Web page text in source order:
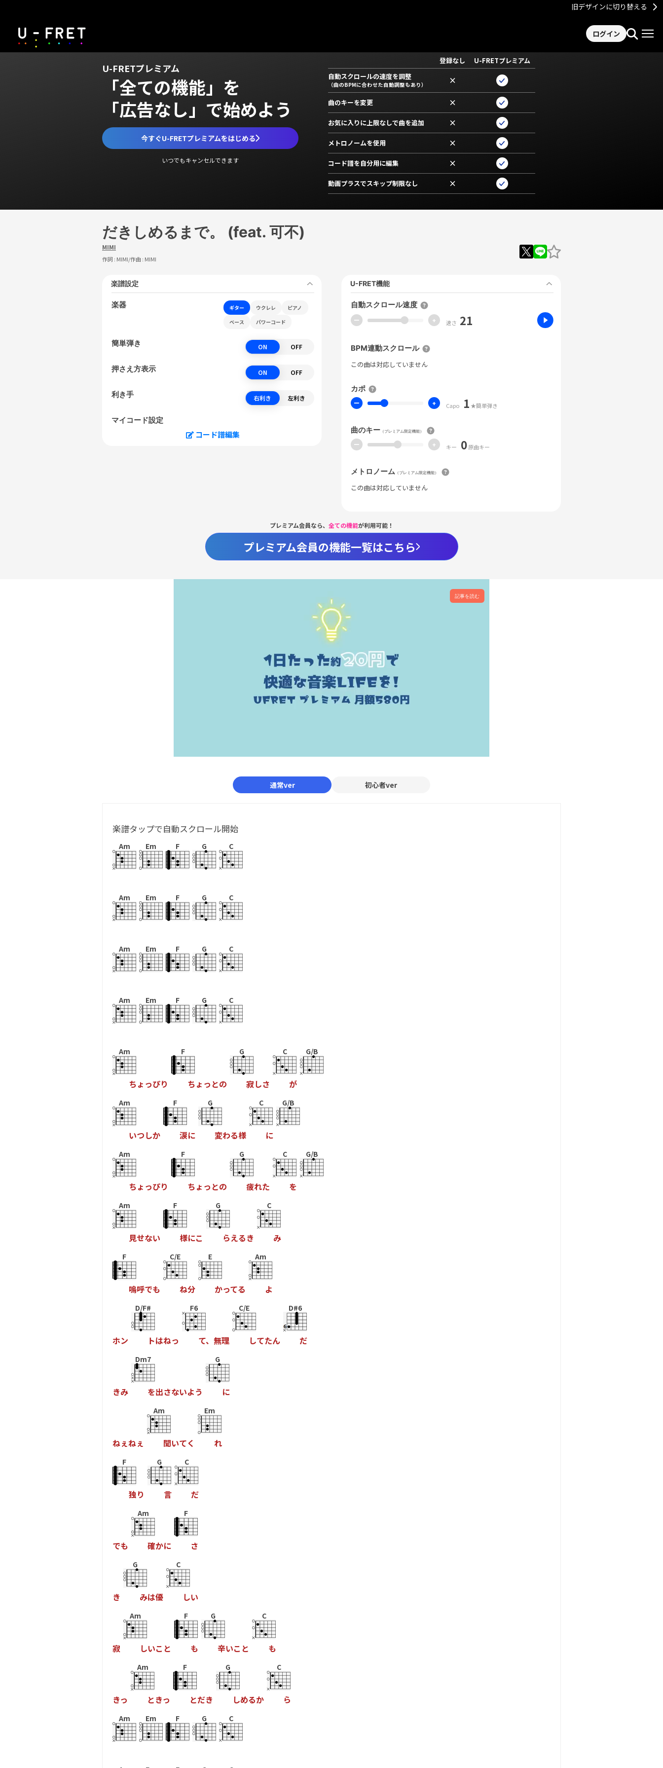
旧デザインに切り替える
ログイン
U-FRETプレミアム
「全ての機能」を
「広告なし」で始めよう
今すぐU-FRETプレミアムをはじめる
いつでもキャンセルできます
登録なし
U-FRETプレミアム
自動スクロールの速度を調整
（曲のBPMに合わせた自動調整もあり） ×
曲のキーを変更 ×
お気に入りに上限なしで曲を追加 ×
メトロノームを使用 ×
コード譜を自分用に編集 ×
動画プラスでスキップ制限なし ×
だきしめるまで。 (feat. 可不)
MIMI
作詞 : MIMI/作曲 : MIMI
楽譜設定
楽器 ギター ウクレレ
ピアノ
ベース
パワーコード
簡単弾き ON OFF
押さえ方表示 ON OFF
利き手 右利き 左利き
マイコード設定
コード譜編集
U-FRET機能
自動スクロール速度
ー + 速さ 21
BPM連動スクロール
この曲は対応していません
カポ
ー + Capo 1 ★簡単弾き
曲のキー （プレミアム限定機能）
ー + キー 0原曲キー
メトロノーム （プレミアム限定機能）
この曲は対応していません
プレミアム会員なら、 全ての機能が利用可能！
プレミアム会員の機能一覧はこちら
記事を読む
通常ver 初心者ver
楽譜タップで自動スクロール開始
Am Em F G C
Am Em F G C
Am Em F G C
Am Em F G C
Am
ちょ っぴり
F
ちょ っ との
G
寂しさ
C
が
G/B
Am
いつしか
F
涙に
G
変わる様
C
に
G/B
Am
ちょ っぴり
F
ちょ っ との
G
疲れた
C
を
G/B
Am
見せない
F
様にこ
G
らえるき
C
み
F
嗚呼でも
C/E
ね分
E
かってる
Am
よ
ホン
D/F#
トはねっ
F6
て、 無理
C/E
してたん
D#6
だ
きみ
Dm7
を出さないよう
G
に
ねぇねぇ
Am
聞いてく
Em
れ
F
独り
G
言
C
だ
でも
Am
確かに
F
さ
き
G
みは優
C
しい
寂
Am
しいこ と
F
も
G
辛いこ と
C
も
きっ
Am
ときっ
F
とだき
G
しめるか
C
ら
Am Em F G C